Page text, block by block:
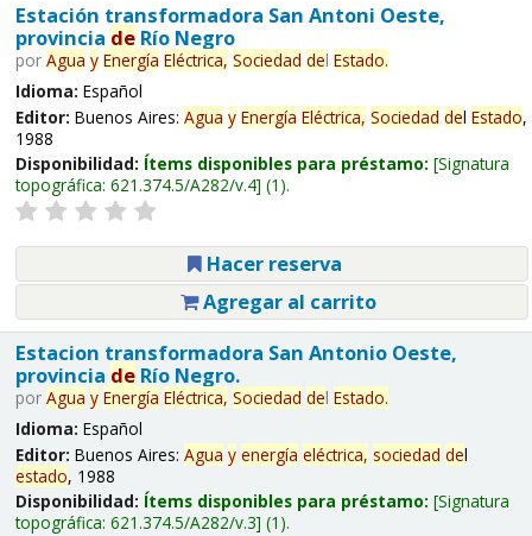
Estación transformadora San Antoni Oeste,
provincia deRío Negro
por Agua y Energía Eléctrica, Sociedad del Estado.
Idioma: Español
Editor: Buenos Aires: Agua y Energía Eléctrica, Sociedad del Estado,
1988
Disponibilidad: Ítems disponibles para préstamo: Signatura
topográfica: 621.374.5/A282/v.4 (1).
Hacer reserva
Agregar al carrito
Estacion transformadora San Antonio Oeste,
provincia deRío Negro.
por Agua y Energía Eléctrica, Sociedad del Estado.
Idioma: Español
Editor: Buenos Aires: Agua y energía eléctrica, sociedad del
estado, 1988
Disponibilidad: Ítems disponibles para préstamo: Signatura
topográfica: 621.374.5/A282/v.3 (1).